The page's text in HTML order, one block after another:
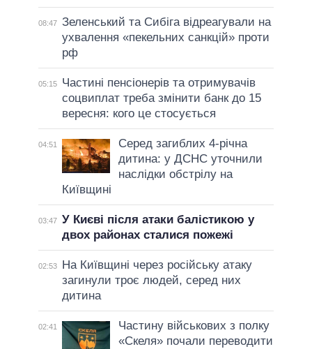
08:47 Зеленський та Сибіга відреагували на
ухвалення «пекельних санкцій» проти
рф
05:15
Частині пенсіонерів та отримувачів
соцвиплат треба змінити банк до 15
вересня: кого це стосується
04:51
Серед загиблих 4-річна
дитина: у ДСНС уточнили
наслідки обстрілу на
Київщині
03:47 У Києві після атаки балістикою у
двох районах сталися пожежі
02:53
На Київщині через російську атаку
загинули троє людей, серед них
дитина
02:41
Частину військових з полку
«Скеля» почали переводити